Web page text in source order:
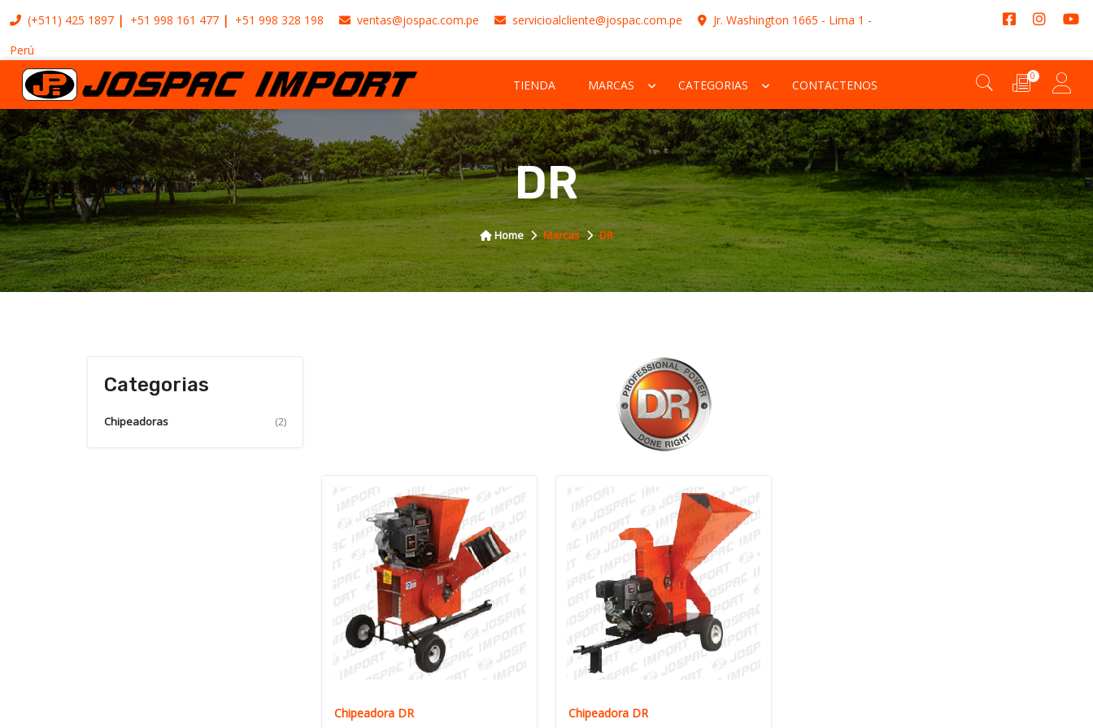
(+511) 425 1897 +51 998 161 477 +51 998 328 198 ventas@jospac.com.pe servicioalcliente@jospac.com.pe
Jr. Washington 1665 - Lima 1 -
Perú
TIENDA MARCAS CATEGORIAS CONTACTENOS
0
DR
Home Marcas DR
Categorias
Chipeadoras (2)
Chipeadora DR Chipeadora DR